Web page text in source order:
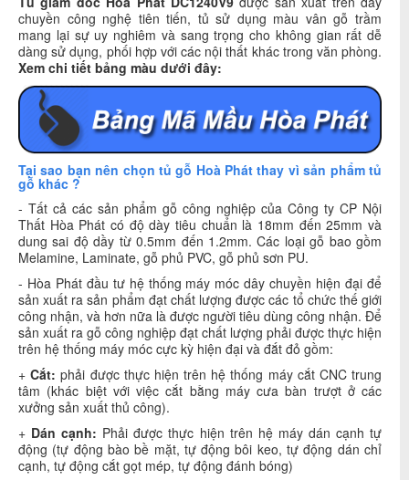
chuyền công nghệ tiên tiến, tủ sử dụng màu vân gỗ trầm
mang lại sự uy nghiêm và sang trọng cho không gian rất dễ
dàng sử dụng, phối hợp với các nội thất khác trong văn phòng.
Xem chi tiết bảng màu dưới đây:
Tại sao bạn nên chọn tủ gỗ Hoà Phát thay vì sản phẩm tủ
gỗ khác ?
- Tất cả các sản phẩm gỗ công nghiệp của Công ty CP Nội
Thất Hòa Phát có độ dày tiêu chuẩn là 18mm đến 25mm và
dung sai độ dầy từ 0.5mm đến 1.2mm. Các loại gỗ bao gồm
Melamine, Laminate, gỗ phủ PVC, gỗ phủ sơn PU.
- Hòa Phát đầu tư hệ thống máy móc dây chuyền hiện đại để
sản xuất ra sản phẩm đạt chất lượng được các tổ chức thế giới
công nhận, và hơn nữa là được người tiêu dùng công nhận. Để
sản xuất ra gỗ công nghiệp đạt chất lượng phải được thực hiện
trên hệ thống máy móc cực kỳ hiện đại và đắt đỏ gồm:
+Cắt: phải được thực hiện trên hệ thống máy cắt CNC trung
tâm (khác biệt với việc cắt bằng máy cưa bàn trượt ở các
xưởng sản xuất thủ công).
+ Dán cạnh: Phải được thực hiện trên hệ máy dán cạnh tự
động (tự động bào bề mặt, tự động bôi keo, tự động dán chỉ
cạnh, tự động cắt gọt mép, tự động đánh bóng)